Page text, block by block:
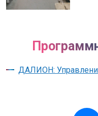
ДАЛИОН: